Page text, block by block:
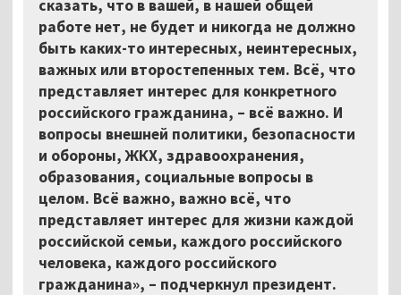
сказать, что в вашей, в нашей общей
работе нет, не будет и никогда не должно
быть каких-то интересных, неинтересных,
важных или второстепенных тем. Всё, что
представляет интерес для конкретного
российского гражданина, – всё важно. И
вопросы внешней политики, безопасности
и обороны, ЖКХ, здравоохранения,
образования, социальные вопросы в
целом. Всё важно, важно всё, что
представляет интерес для жизни каждой
российской семьи, каждого российского
человека, каждого российского
гражданина», – подчеркнул президент.